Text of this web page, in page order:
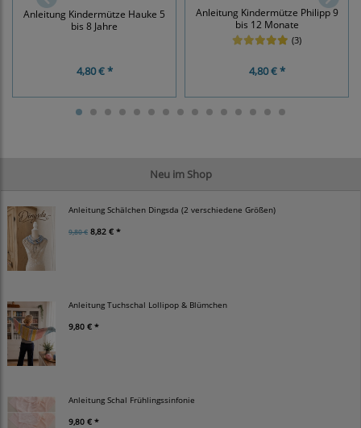
Neu im Shop
Anleitung Schälchen Dingsda (2 verschiedene Größen)
9,80 € 8,82 € *
Anleitung Tuchschal Lollipop & Blümchen
9,80 € *
Anleitung Schal Frühlingssinfonie
9,80 € *
Anleitung Kindermütze Hauke 5
bis 8 Jahre
4,80 € *
Anleitung Kindermütze Philipp 9
bis 12 Monate
(3)
4,80 € *